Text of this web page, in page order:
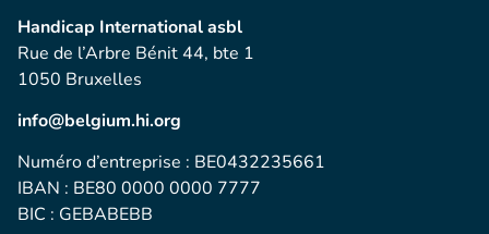
Handicap International asbl
Rue de l’Arbre Bénit 44, bte 1
1050 Bruxelles
info@belgium.hi.org
Numéro d’entreprise : BE0432235661
IBAN : BE80 0000 0000 7777
BIC : GEBABEBB